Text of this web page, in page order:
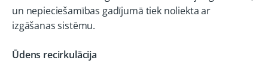
un nepieciešamības gadījumā tiek noliekta ar
izgāšanas sistēmu.
Ūdens recirkulācija